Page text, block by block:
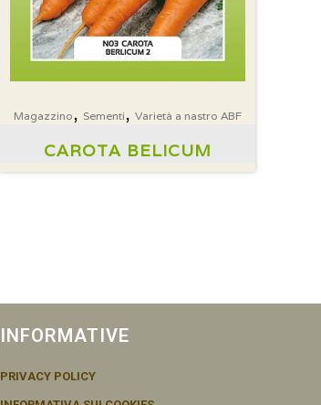
Magazzino , Sementi ,Varietà a nastro ABF
CAROTA BELICUM
INFORMATIVE
PRIVACY POLICY